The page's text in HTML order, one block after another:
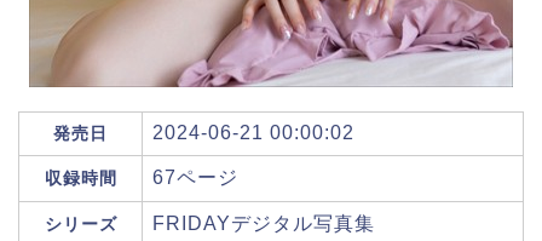
発売日 2024-06-21 00:00:02
収録時間 67ページ
シリーズ FRIDAYデジタル写真集